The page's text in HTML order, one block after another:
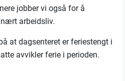
jobber vi også for å
arbeidsliv.
at dagsenteret er feriestengt i
avvikler ferie i perioden.